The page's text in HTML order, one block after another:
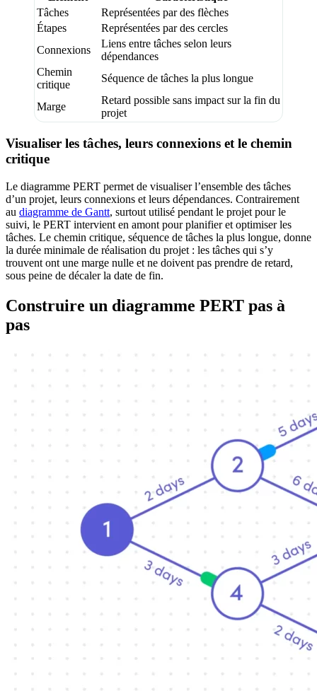
Tâches
Représentées par des flèches
Étapes
Représentées par des cercles
Connexions
Liens entre tâches selon leurs
dépendances
Chemin
critique
Séquence de tâches la plus longue
Marge
Retard possible sans impact sur la fin du
projet
Visualiser les tâches, leurs connexions et le chemin
critique
Le diagramme PERT permet de visualiser l’ensemble des tâches
d’un projet, leurs connexions et leurs dépendances. Contrairement
au diagramme de Gantt, surtout utilisé pendant le projet pour le
suivi, le PERT intervient en amont pour planifier et optimiser les
tâches. Le chemin critique, séquence de tâches la plus longue, donne
la durée minimale de réalisation du projet : les tâches qui s’y
trouvent ont une marge nulle et ne doivent pas prendre de retard,
sous peine de décaler la date de fin.
Construire un diagramme PERT pas à
pas